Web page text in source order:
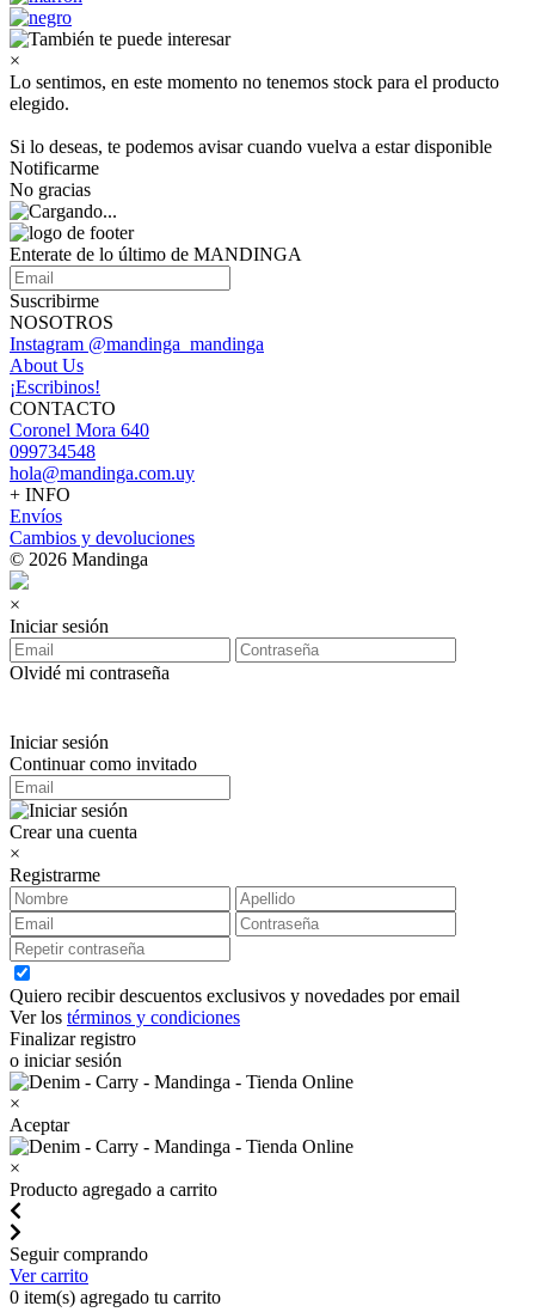
×
Lo sentimos, en este momento no tenemos stock para el producto
elegido.
Si lo deseas, te podemos avisar cuando vuelva a estar disponible
Notificarme
No gracias
Enterate de lo último de MANDINGA
Suscribirme
NOSOTROS
Instagram @mandinga_mandinga
About Us
¡Escribinos!
CONTACTO
Coronel Mora 640
099734548
hola@mandinga.com.uy
+ INFO
Envíos
Cambios y devoluciones
© 2026 Mandinga
×
Iniciar sesión
Olvidé mi contraseña
Iniciar sesión
Continuar como invitado
Crear una cuenta
×
Registrarme
Quiero recibir descuentos exclusivos y novedades por email
Ver los términos y condiciones
Finalizar registro
o iniciar sesión
×
Aceptar
×
Producto agregado a carrito
Seguir comprando
Ver carrito
0 item(s) agregado tu carrito